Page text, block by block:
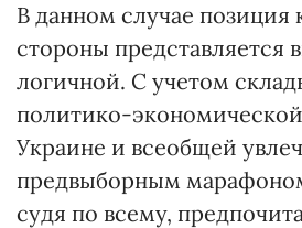
В данном случае позиция
стороны представляется
логичной. С учетом
политико-
Украине и всеобщей
предвыборным
судя по всему,